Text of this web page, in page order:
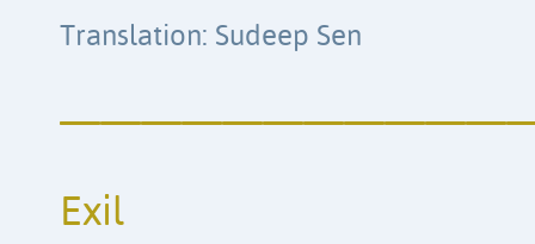
Translation: Sudeep Sen
Exil